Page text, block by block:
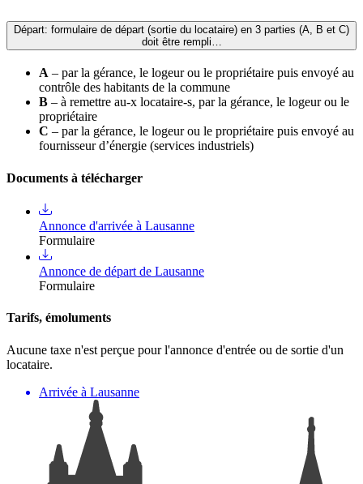
Départ: formulaire de départ (sortie du locataire) en 3 parties (A, B et C)
doit être rempli…
A – par la gérance, le logeur ou le propriétaire puis envoyé au
contrôle des habitants de la commune
B – à remettre au-x locataire-s, par la gérance, le logeur ou le
propriétaire
C – par la gérance, le logeur ou le propriétaire puis envoyé au
fournisseur d’énergie (services industriels)
Documents à télécharger
Annonce d'arrivée à Lausanne
Formulaire
Annonce de départ de Lausanne
Formulaire
Tarifs, émoluments
Aucune taxe n'est perçue pour l'annonce d'entrée ou de sortie d'un
locataire.
Arrivée à Lausanne